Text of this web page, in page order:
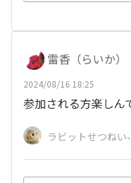
雷香（らいか）
2024/08/16 18:25
参加される方楽しん
ラビットせつねい、